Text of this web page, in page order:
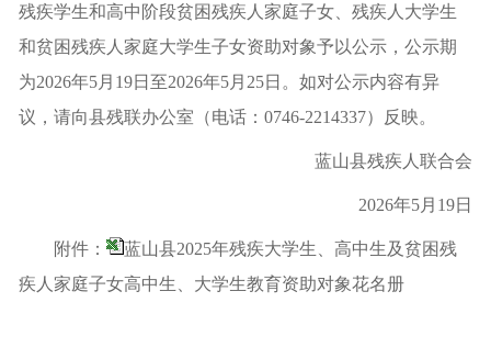
残疾学生和高中阶段贫困残疾人家庭子女、残疾人大学生
和贫困残疾人家庭大学生子女资助对象予以公示，公示期
为2026年5月19日至2026年5月25日。如对公示内容有异
议，请向县残联办公室（电话：0746-2214337）反映。
蓝山县残疾人联合会
2026年5月19日
附件：
蓝山县2025年残疾大学生、高中生及贫困残
疾人家庭子女高中生、大学生教育资助对象花名册